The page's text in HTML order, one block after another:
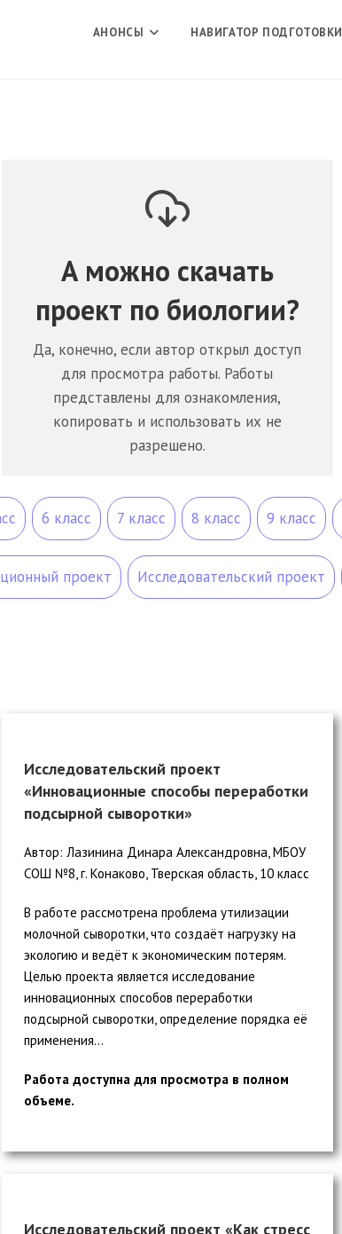
АНОНСЫ НАВИГАТОР ПОДГОТОВКИ
А можно скачать
проект по биологии?
Да, конечно, если автор открыл доступ
для просмотра работы. Работы
представлены для ознакомления,
копировать и использовать их не
разрешено.
6 класс 7 класс 8 класс 9 класс
проект Исследовательский проект
Исследовательский проект
«Инновационные способы переработки
подсырной сыворотки»
Автор: Лазинина Динара Александровна, МБОУ
СОШ №8, г. Конаково, Тверская область, 10 класс
В работе рассмотрена проблема утилизации
молочной сыворотки, что создаёт нагрузку на
экологию и ведёт к экономическим потерям.
Целью проекта является исследование
инновационных способов переработки
подсырной сыворотки, определение порядка её
применения...
Работа доступна для просмотра в полном
объеме.
Исследовательский проект «Как стресс